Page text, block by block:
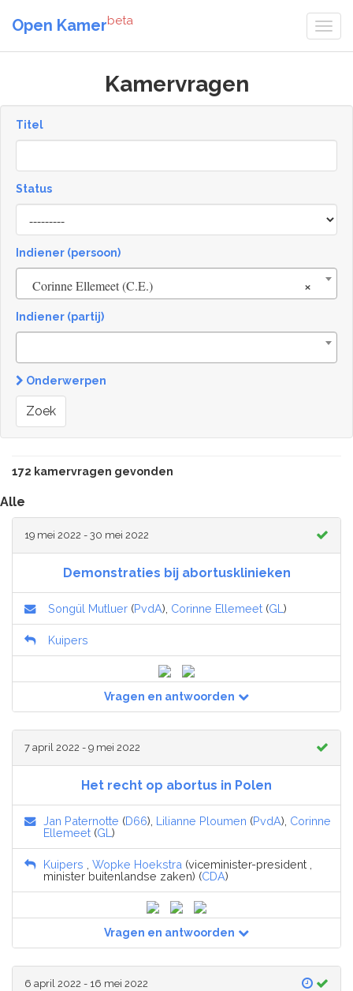
Open Kamerbeta
Kamervragen
Titel
Status
[invalid
name]
Indiener (persoon)
×
Corinne Ellemeet (C.E.)
Indiener (partij)
Onderwerpen
Zoek
172 kamervragen gevonden
Alle
19 mei 2022 - 30 mei 2022
Demonstraties bij abortusklinieken
Songül Mutluer (PvdA), Corinne Ellemeet (GL )
Kuipers
Vragen en antwoorden
7 april 2022 - 9 mei 2022
Het recht op abortus in Polen
Jan Paternotte (D66), Lilianne Ploumen (PvdA), Corinne
Ellemeet (GL )
Kuipers Wopke Hoekstra (viceminister-president ,
minister buitenlandse zaken) (CDA)
Vragen en antwoorden
6 april 2022 - 16 mei 2022